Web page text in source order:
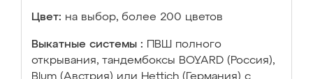
Цвет: на выбор, более 200 цветов
Выкатные системы :
ПВШ полного
открывания, тандембоксы BOYARD (Россия),